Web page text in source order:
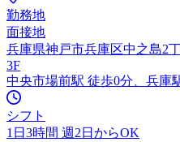
勤務地
面接地
兵庫県神戸市兵庫区中之島2
3F
中央市場前駅 徒歩0分、兵庫
シフト
1日3時間 週2日からOK